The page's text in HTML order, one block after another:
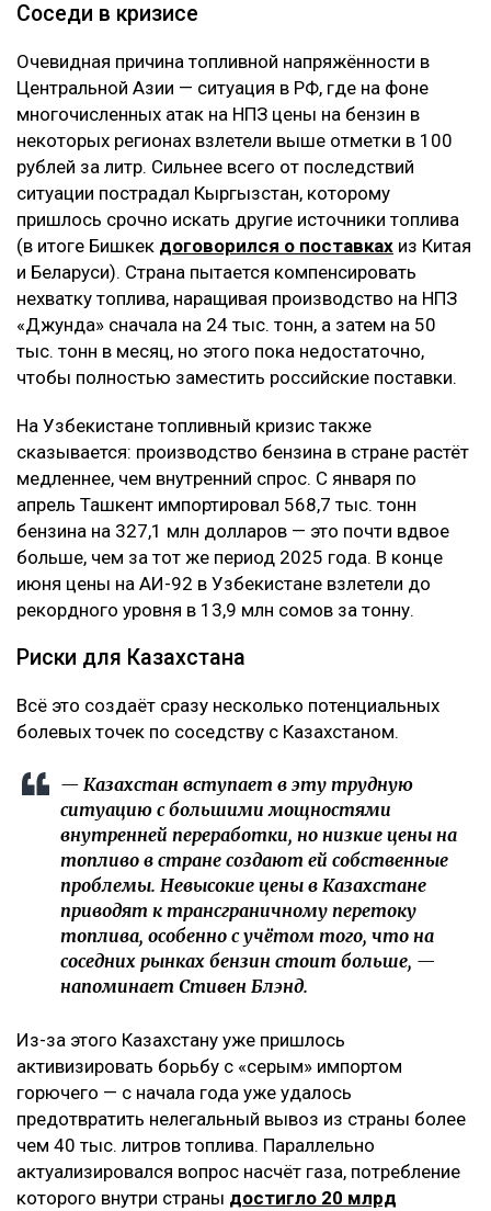
Соседи в кризисе
Очевидная причина топливной напряжённости в
Центральной Азии — ситуация в РФ, где на фоне
многочисленных атак на НПЗ цены на бензин в
некоторых регионах взлетели выше отметки в 100
рублей за литр. Сильнее всего от последствий
ситуации пострадал Кыргызстан, которому
пришлось срочно искать другие источники топлива
(в итоге Бишкек договорился о поставках из Китая
и Беларуси). Страна пытается компенсировать
нехватку топлива, наращивая производство на НПЗ
«Джунда» сначала на 24 тыс. тонн, а затем на 50
тыс. тонн в месяц, но этого пока недостаточно,
чтобы полностью заместить российские поставки.
На Узбекистане топливный кризис также
сказывается: производство бензина в стране растёт
медленнее, чем внутренний спрос. С января по
апрель Ташкент импортировал 568,7 тыс. тонн
бензина на 327,1 млн долларов — это почти вдвое
больше, чем за тот же период 2025 года. В конце
июня цены на АИ-92 в Узбекистане взлетели до
рекордного уровня в 13,9 млн сомов за тонну.
Риски для Казахстана
Всё это создаёт сразу несколько потенциальных
болевых точек по соседству с Казахстаном.
— Казахстан вступает в эту трудную
ситуацию с большими мощностями
внутренней переработки, но низкие цены на
топливо в стране создают ей собственные
проблемы. Невысокие цены в Казахстане
приводят к трансграничному перетоку
топлива, особенно с учётом того, что на
соседних рынках бензин стоит больше, —
напоминает Стивен Блэнд.
Из-за этого Казахстану уже пришлось
активизировать борьбу с «серым» импортом
горючего — с начала года уже удалось
предотвратить нелегальный вывоз из страны более
чем 40 тыс. литров топлива. Параллельно
актуализировался вопрос насчёт газа, потребление
которого внутри страны достигло 20 млрд